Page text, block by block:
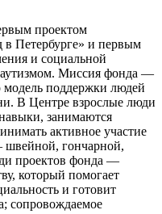
проектом
в Петербурге» и первым
и социальной
аутизмом. Миссия фонда —
поддержки людей
В Центре взрослые люди
занимаются
активное участие
швейной, гончарной,
проектов фонда —
который помогает
и готовит
сопровождаемое